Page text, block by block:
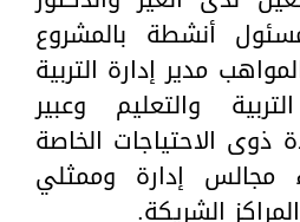
أنشطة بالمشروع
مدير إدارة التربية
والتعليم وعبير
ذوى الاحتياجات الخاصة
مجالس إدارة وممثلي
الشريكة.